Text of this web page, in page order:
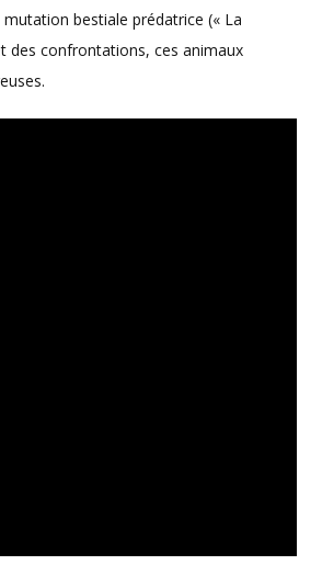
bestiale prédatrice (« La
des confrontations, ces animaux